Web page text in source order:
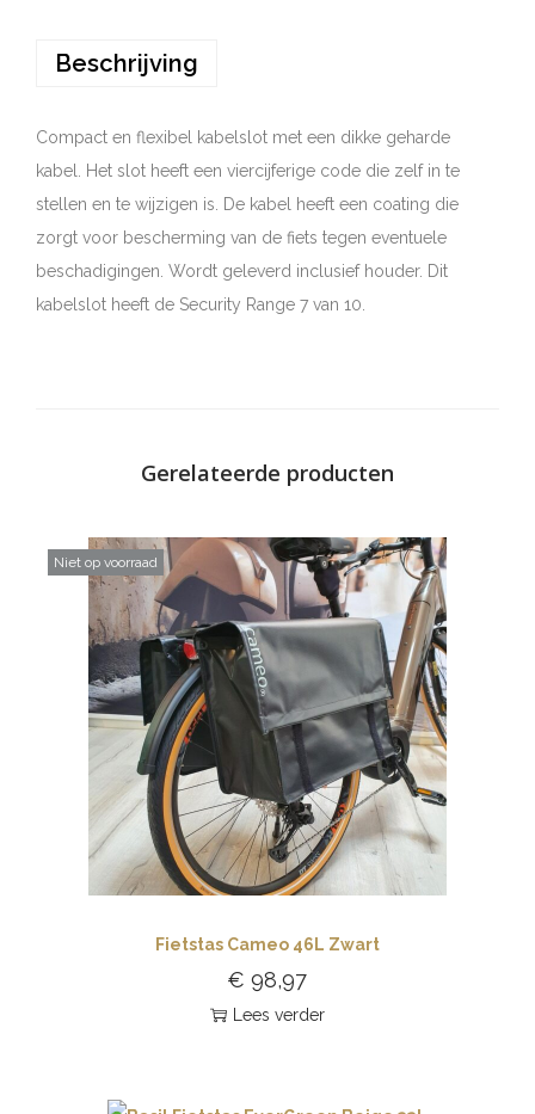
Beschrijving
Compact en flexibel kabelslot met een dikke geharde
kabel. Het slot heeft een viercijferige code die zelf in te
stellen en te wijzigen is. De kabel heeft een coating die
zorgt voor bescherming van de fiets tegen eventuele
beschadigingen. Wordt geleverd inclusief houder. Dit
kabelslot heeft de Security Range 7 van 10.
Gerelateerde producten
Niet op voorraad
Fietstas Cameo 46L Zwart
€ 98,97
Lees verder